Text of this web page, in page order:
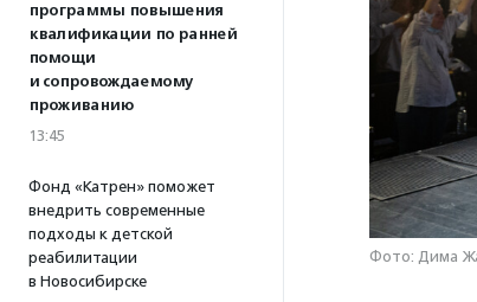
программы повышения
квалификации по ранней
помощи
и сопровождаемому
проживанию
13:45
Фонд «Катрен» поможет
внедрить современные
подходы к детской
реабилитации
в Новосибирске
Фото: Дима